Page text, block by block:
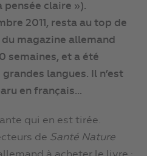
pensée claire »).
2011, resta au top de
magazine allemand
semaines, et a été
langues. Il n’est
en français…
qui en est tirée.
de Santé Nature